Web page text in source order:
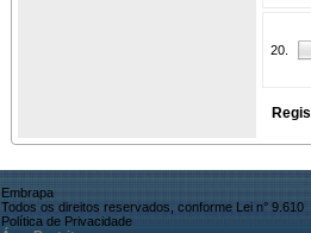
20.
Embrapa
Todos os direitos reservados, conforme Lei n° 9.610
Política de Privacidade